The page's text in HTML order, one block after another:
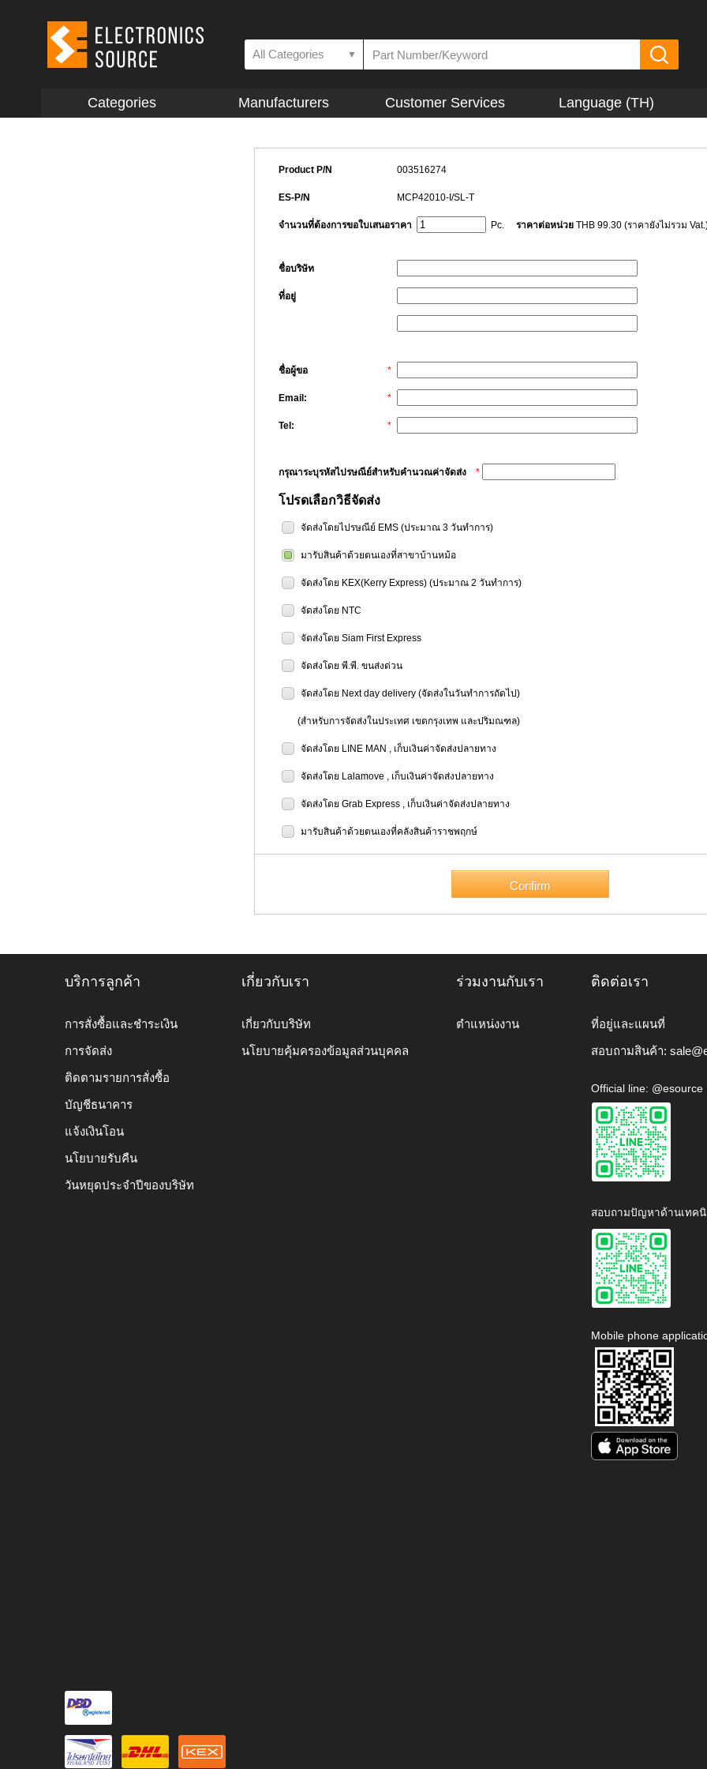
All Categories ▼
Categories Manufacturers Customer Services Language (TH)
Product P/N 003516274
ES-P/N MCP42010-I/SL-T
จำนวนที่ต้องการขอใบเสนอราคา Pc. ราคาต่อหน่วย THB 99.30 (ราคายังไม่รวม
ชื่อบริษัท
ที่อยู่
ชื่อผู้ขอ *
Email: *
Tel: *
กรุณาระบุรหัสไปรษณีย์สำหรับคำนวณค่าจัดส่ง *
โปรดเลือกวิธีจัดส่ง
จัดส่งโดยไปรษณีย์ EMS (ประมาณ 3 วันทำการ)
มารับสินค้าด้วยตนเองที่สาขาบ้านหม้อ
จัดส่งโดย KEX(Kerry Express) (ประมาณ 2 วันทำการ)
จัดส่งโดย NTC
จัดส่งโดย Siam First Express
จัดส่งโดย พี.พี. ขนส่งด่วน
จัดส่งโดย Next day delivery (จัดส่งในวันทำการถัดไป)
(สำหรับการจัดส่งในประเทศ เขตกรุงเทพ และปริมณฑล)
จัดส่งโดย LINE MAN , เก็บเงินค่าจัดส่งปลายทาง
จัดส่งโดย Lalamove , เก็บเงินค่าจัดส่งปลายทาง
จัดส่งโดย Grab Express , เก็บเงินค่าจัดส่งปลายทาง
มารับสินค้าด้วยตนเองที่คลังสินค้าราชพฤกษ์
บริการลูกค้า
การสั่งซื้อและชำระเงิน
การจัดส่ง
ติดตามรายการสั่งซื้อ
บัญชีธนาคาร
แจ้งเงินโอน
นโยบายรับคืน
วันหยุดประจำปีของบริษัท
เกี่ยวกับเรา
เกี่ยวกับบริษัท
นโยบายคุ้มครองข้อมูลส่วนบุคคล
ร่วมงานกับเรา
ตำแหน่งงาน
ติดต่อเรา
ที่อยู่และแผนที่
สอบถามสินค้า:
Official line: @esource
สอบถามปัญหาด้านเทคนิ
Mobile phone